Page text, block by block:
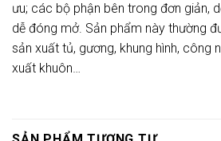
ưu; các bộ phận bên trong đơn giản,
dễ đóng mở. Sản phẩm này thường
sản xuất tủ, gương, khung hình, công
xuất khuôn…